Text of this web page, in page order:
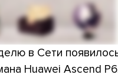
в Сети
Huawei Ascend